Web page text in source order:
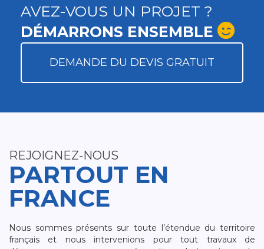
AVEZ-VOUS UN PROJET ?
DÉMARRONS ENSEMBLE
DEMANDE DU DEVIS GRATUIT
REJOIGNEZ-NOUS
PARTOUT EN
FRANCE
Nous sommes présents sur toute l’étendue du territoire
français et nous intervenions pour tout travaux de